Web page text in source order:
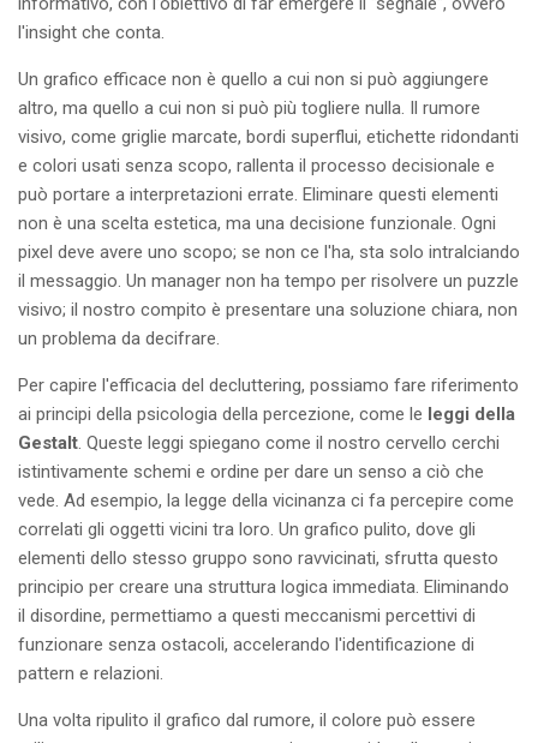
l'insight che conta.
Un grafico efficace non è quello a cui non si può aggiungere
altro, ma quello a cui non si può più togliere nulla. Il rumore
visivo, come griglie marcate, bordi superflui, etichette ridondanti
e colori usati senza scopo, rallenta il processo decisionale e
può portare a interpretazioni errate. Eliminare questi elementi
non è una scelta estetica, ma una decisione funzionale. Ogni
pixel deve avere uno scopo; se non ce l'ha, sta solo intralciando
il messaggio. Un manager non ha tempo per risolvere un puzzle
visivo; il nostro compito è presentare una soluzione chiara, non
un problema da decifrare.
Per capire l'efficacia del decluttering, possiamo fare riferimento
ai principi della psicologia della percezione, come le leggi della
Gestalt. Queste leggi spiegano come il nostro cervello cerchi
istintivamente schemi e ordine per dare un senso a ciò che
vede. Ad esempio, la legge della vicinanza ci fa percepire come
correlati gli oggetti vicini tra loro. Un grafico pulito, dove gli
elementi dello stesso gruppo sono ravvicinati, sfrutta questo
principio per creare una struttura logica immediata. Eliminando
il disordine, permettiamo a questi meccanismi percettivi di
funzionare senza ostacoli, accelerando l'identificazione di
pattern e relazioni.
Una volta ripulito il grafico dal rumore, il colore può essere